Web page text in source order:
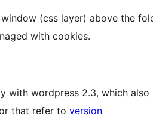
(css layer) above the
with cookies.
with wordpress 2.3, which
that refer to version